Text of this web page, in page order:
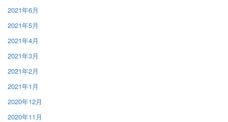
2021年6月
2021年5月
2021年4月
2021年3月
2021年2月
2021年1月
2020年12月
2020年11月